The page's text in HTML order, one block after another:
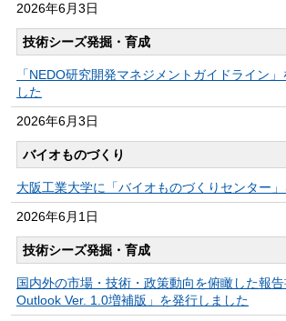
2026年6月3日
技術シーズ発掘・育成
「NEDO研究開発マネジメントガイドライン
した
2026年6月3日
バイオものづくり
大阪工業大学に「バイオものづくりセンター
2026年6月1日
技術シーズ発掘・育成
国内外の市場・技術・政策動向を俯瞰した報
Outlook Ver. 1.0増補版」を発行しました